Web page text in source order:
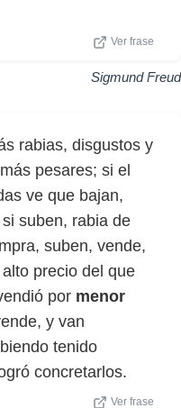
Ver frase
Sigmund Freud
rabias, disgustos y
pesares; si el
ve que bajan,
suben, rabia de
suben, vende,
precio del que
por menor
y van
tenido
concretarlos.
Ver frase